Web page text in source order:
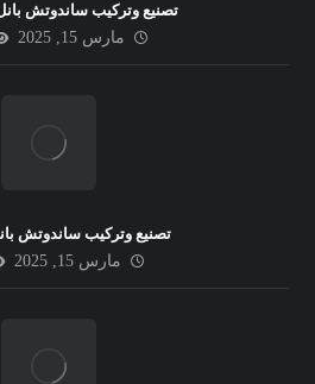
تصنيع وتركيب ساندوتش
مارس 15, 2025
تصنيع وتركيب ساندوتش
مارس 15, 2025